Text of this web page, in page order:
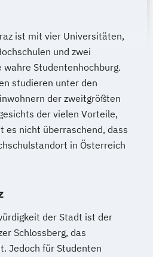
Doktoratsstudium
Wissenschaften
Physik
Political
Philosophy (PELP)
Ökonomik
Doktoratsstudium
ist mit vier Universitäten,
und zwei
wahre Studentenhochburg.
studieren unter den
der zweitgrößten
der vielen Vorteile,
es nicht überraschend, dass
in Österreich
der Stadt ist der
Schlossberg, das
Jedoch für Studenten